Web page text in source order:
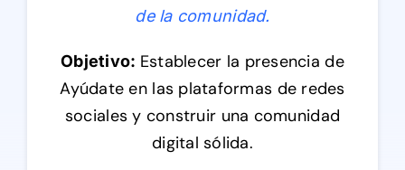
de la comunidad.
Objetivo: Establecer la presencia de
Ayúdate en las plataformas de redes
sociales y construir una comunidad
digital sólida.